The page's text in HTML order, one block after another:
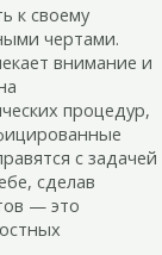
к своему
чертами.
внимание и
процедур,
с задачей
сделав
— это